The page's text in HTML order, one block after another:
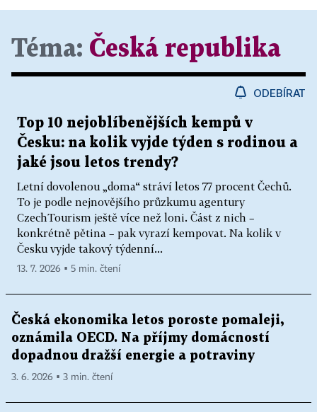
Téma: Česká republika
ODEBÍRAT
Top 10 nejoblíbenějších kempů v
Česku: na kolik vyjde týden s rodinou a
jaké jsou letos trendy?
Letní dovolenou „doma“ stráví letos 77 procent Čechů.
To je podle nejnovějšího průzkumu agentury
CzechTourism ještě více než loni. Část z nich –
konkrétně pětina – pak vyrazí kempovat. Na kolik v
Česku vyjde takový týdenní...
13. 7. 2026 ▪ 5 min. čtení
Česká ekonomika letos poroste pomaleji,
oznámila OECD. Na příjmy domácností
dopadnou dražší energie a potraviny
3. 6. 2026 ▪ 3 min. čtení